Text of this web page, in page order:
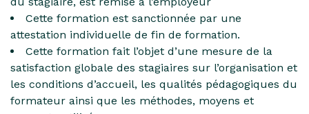
Cette formation est sanctionnée par une
attestation individuelle de fin de formation.
Cette formation fait l’objet d’une mesure de la
satisfaction globale des stagiaires sur l’organisation et
les conditions d’accueil, les qualités pédagogiques du
formateur ainsi que les méthodes, moyens et